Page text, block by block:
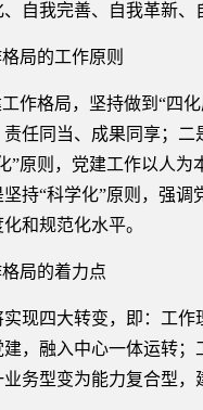
自我完善、自我革新
局的工作原则
格局，坚持做到“四化
任同当、成果同享；
”原则，党建工作以人
持“科学化”原则，强
和规范化水平。
局的着力点
四大转变，即：工作
，融入中心一体运转
务型变为能力复合型